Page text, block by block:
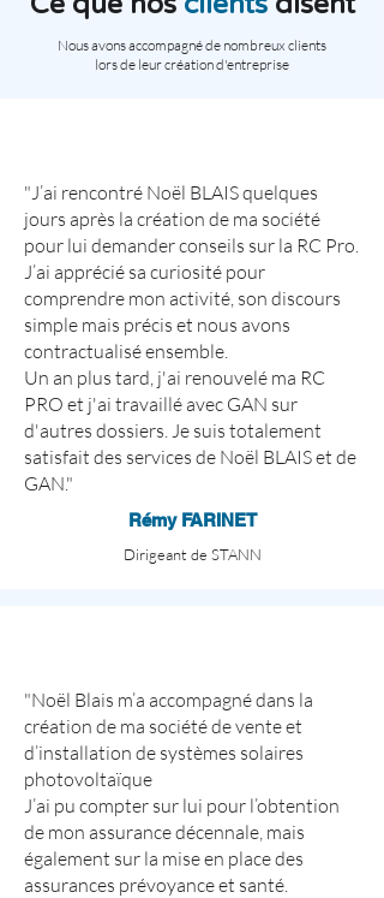
Nous avons accompagné de nombreux clients
lors de leur création d'entreprise
"J’ai rencontré Noël BLAIS quelques
jours après la création de ma société
pour lui demander conseils sur la RC Pro.
J’ai apprécié sa curiosité pour
comprendre mon activité, son discours
simple mais précis et nous avons
contractualisé ensemble.
Un an plus tard, j'ai renouvelé ma RC
PRO et j'ai travaillé avec GAN sur
d'autres dossiers. Je suis totalement
satisfait des services de Noël BLAIS et de
GAN."
Rémy FARINET
Dirigeant de STANN
"Noël Blais m’a accompagné dans la
création de ma société de vente et
d’installation de systèmes solaires
photovoltaïque
J’ai pu compter sur lui pour l’obtention
de mon assurance décennale, mais
également sur la mise en place des
assurances prévoyance et santé.